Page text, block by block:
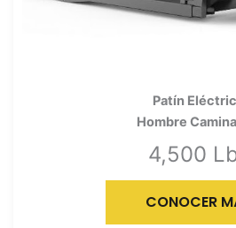
Patín
Hombre
4,500
CONOCER